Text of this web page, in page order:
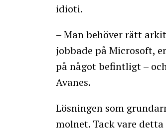
idioti.
– Man behöver rätt
jobbade på Microsoft,
på något befintligt –
Avanes.
Lösningen som
molnet. Tack vare